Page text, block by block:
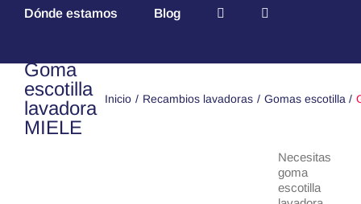
Dónde estamos Blog
Goma
escotilla
lavadora
MIELE
Inicio Recambios lavadoras Gomas escotilla
Necesitas
goma
escotilla